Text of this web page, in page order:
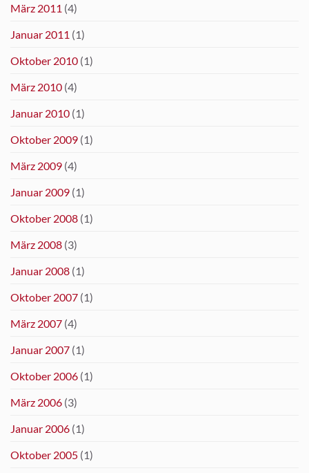
März 2011 (4)
Januar 2011 (1)
Oktober 2010 (1)
März 2010 (4)
Januar 2010 (1)
Oktober 2009 (1)
März 2009 (4)
Januar 2009 (1)
Oktober 2008 (1)
März 2008 (3)
Januar 2008 (1)
Oktober 2007 (1)
März 2007 (4)
Januar 2007 (1)
Oktober 2006 (1)
März 2006 (3)
Januar 2006 (1)
Oktober 2005 (1)